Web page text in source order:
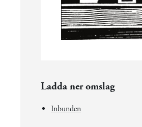
Ladda ner omslag
Inbunden